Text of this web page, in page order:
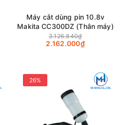
Máy cắt dùng pin 10.8v
Makita CC300DZ (Thân máy)
3.126.840₫
2.162.000₫
26%